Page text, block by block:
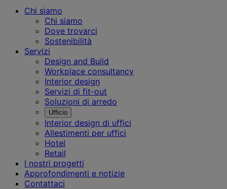
Chi siamo
Chi siamo
Dove trovarci
Sostenibilità
Servizi
Design and Build
Workplace consultancy
Interior design
Servizi di fit-out
Soluzioni di arredo
Ufficio
Interior design di uffici
Allestimenti per uffici
Hotel
Retail
I nostri progetti
Approfondimenti e notizie
Contattaci